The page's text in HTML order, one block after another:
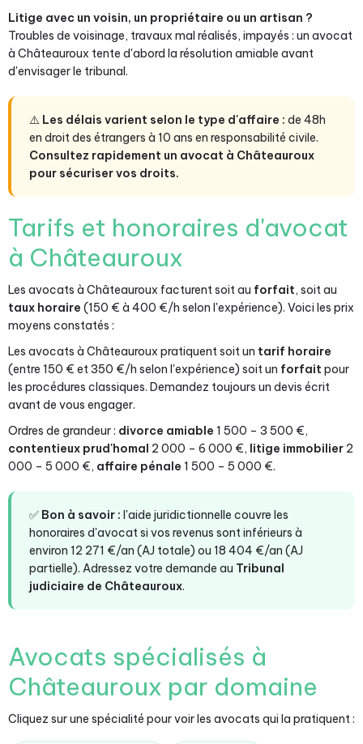
Litige avec un voisin, un propriétaire ou un artisan ?
Troubles de voisinage, travaux mal réalisés, impayés : un avocat
à Châteauroux tente d'abord la résolution amiable avant
d'envisager le tribunal.
⚠️ Les délais varient selon le type d'affaire : de 48h
en droit des étrangers à 10 ans en responsabilité civile.
Consultez rapidement un avocat à Châteauroux
pour sécuriser vos droits.
Tarifs et honoraires d'avocat
à Châteauroux
Les avocats à Châteauroux facturent soit au forfait, soit au
taux horaire (150 € à 400 €/h selon l'expérience). Voici les prix
moyens constatés :
Les avocats à Châteauroux pratiquent soit un tarif horaire
(entre 150 € et 350 €/h selon l'expérience) soit un forfait pour
les procédures classiques. Demandez toujours un devis écrit
avant de vous engager.
Ordres de grandeur : divorce amiable 1 500 – 3 500 €,
contentieux prud'homal 2 000 – 6 000 €, litige immobilier 2
000 – 5 000 €, affaire pénale 1 500 – 5 000 €.
✅ Bon à savoir : l'aide juridictionnelle couvre les
honoraires d'avocat si vos revenus sont inférieurs à
environ 12 271 €/an (AJ totale) ou 18 404 €/an (AJ
partielle). Adressez votre demande au Tribunal
judiciaire de Châteauroux.
Avocats spécialisés à
Châteauroux par domaine
Cliquez sur une spécialité pour voir les avocats qui la pratiquent :